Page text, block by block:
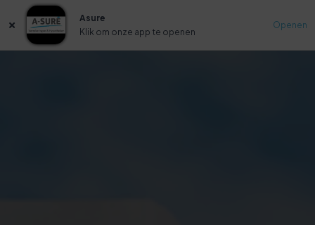
Asure
Klik om onze app te openen
Openen